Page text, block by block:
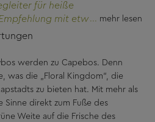
für heiße
mit etwas frischem
Zitrone!"
mehr lesen
werden zu Capebos. Denn
was die „Floral Kingdom“, die
zu bieten hat. Mit mehr als
Sinne direkt zum Fuße des
Weite auf die Frische des